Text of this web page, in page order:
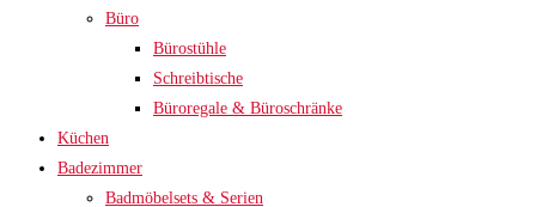
Büro
Bürostühle
Schreibtische
Büroregale & Büroschränke
Küchen
Badezimmer
Badmöbelsets & Serien